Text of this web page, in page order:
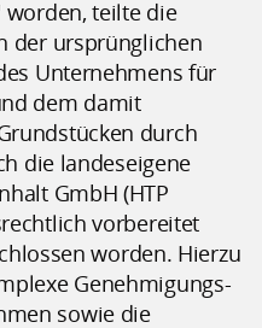
worden, teilte die
der ursprünglichen
Unternehmens für
dem damit
durch
die landeseigene
GmbH (HTP
vorbereitet
worden. Hierzu
Genehmigungs-
sowie die